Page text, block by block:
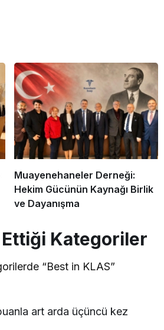
Muayenehaneler Derneği:
Hekim Gücünün Kaynağı Birlik
ve Dayanışma
Ettiği Kategoriler
“Best in KLAS”
art arda üçüncü kez